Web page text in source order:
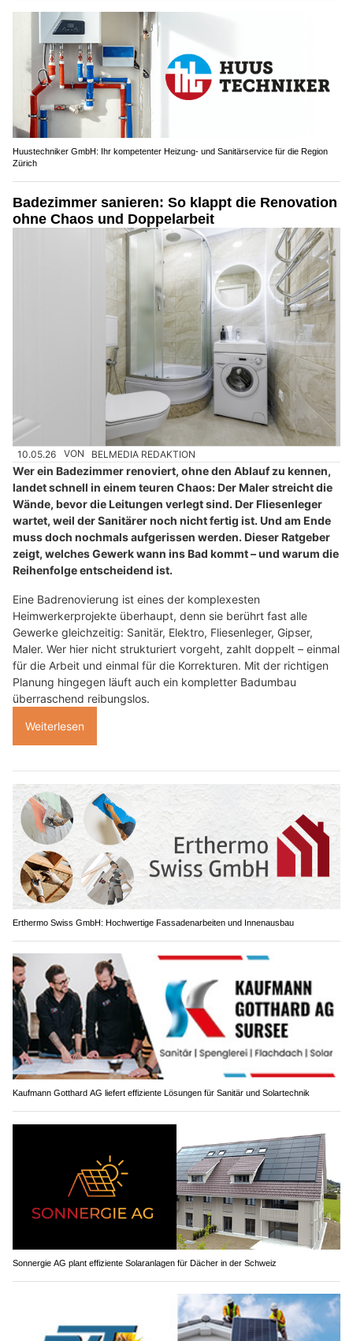
Huustechniker GmbH: Ihr kompetenter Heizung- und Sanitärservice für die Region
Zürich
Badezimmer sanieren: So klappt die Renovation
ohne Chaos und Doppelarbeit
10.05.26 VON BELMEDIA REDAKTION
Wer ein Badezimmer renoviert, ohne den Ablauf zu kennen,
landet schnell in einem teuren Chaos: Der Maler streicht die
Wände, bevor die Leitungen verlegt sind. Der Fliesenleger
wartet, weil der Sanitärer noch nicht fertig ist. Und am Ende
muss doch nochmals aufgerissen werden. Dieser Ratgeber
zeigt, welches Gewerk wann ins Bad kommt – und warum die
Reihenfolge entscheidend ist.
Eine Badrenovierung ist eines der komplexesten
Heimwerkerprojekte überhaupt, denn sie berührt fast alle
Gewerke gleichzeitig: Sanitär, Elektro, Fliesenleger, Gipser,
Maler. Wer hier nicht strukturiert vorgeht, zahlt doppelt – einmal
für die Arbeit und einmal für die Korrekturen. Mit der richtigen
Planung hingegen läuft auch ein kompletter Badumbau
überraschend reibungslos.
Weiterlesen
Erthermo Swiss GmbH: Hochwertige Fassadenarbeiten und Innenausbau
Kaufmann Gotthard AG liefert effiziente Lösungen für Sanitär und Solartechnik
Sonnergie AG plant effiziente Solaranlagen für Dächer in der Schweiz